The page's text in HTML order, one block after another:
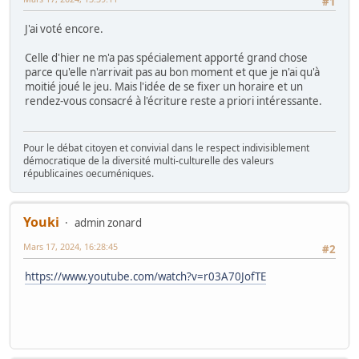
J'ai voté encore.
Celle d'hier ne m'a pas spécialement apporté grand chose
parce qu'elle n'arrivait pas au bon moment et que je n'ai qu'à
moitié joué le jeu. Mais l'idée de se fixer un horaire et un
rendez-vous consacré à l'écriture reste a priori intéressante.
Pour le débat citoyen et convivial dans le respect indivisiblement
démocratique de la diversité multi-culturelle des valeurs
républicaines oecuméniques.
Youki
admin zonard
#2
Mars 17, 2024, 16:28:45
https://www.youtube.com/watch?v=r03A70JofTE